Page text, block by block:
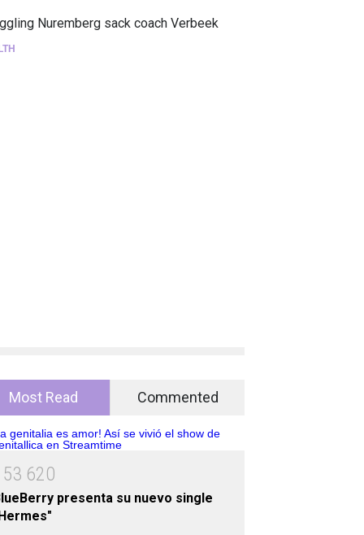
Nuremberg sack coach Verbeek
Most Read Commented
53 620
presenta su nuevo single